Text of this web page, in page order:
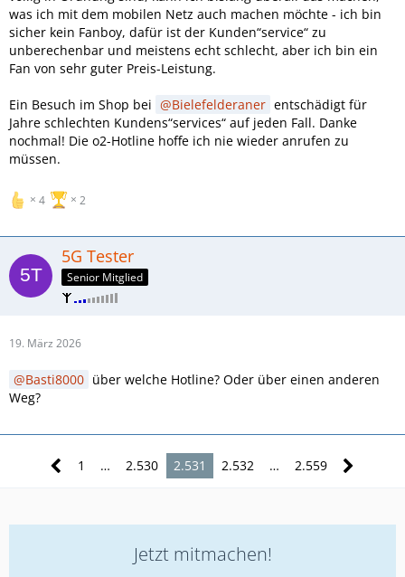
was ich mit dem mobilen Netz auch machen möchte - ich bin
sicher kein Fanboy, dafür ist der Kunden“service“ zu
unberechenbar und meistens echt schlecht, aber ich bin ein
Fan von sehr guter Preis-Leistung.
Ein Besuch im Shop bei Bielefelderaner entschädigt für
Jahre schlechten Kundens“services“ auf jeden Fall. Danke
nochmal! Die o2-Hotline hoffe ich nie wieder anrufen zu
müssen.
4 2
5G Tester
Senior Mitglied
19. März 2026
Basti8000 über welche Hotline? Oder über einen anderen
Weg?
1 … 2.530 2.531 2.532 … 2.559
Jetzt mitmachen!